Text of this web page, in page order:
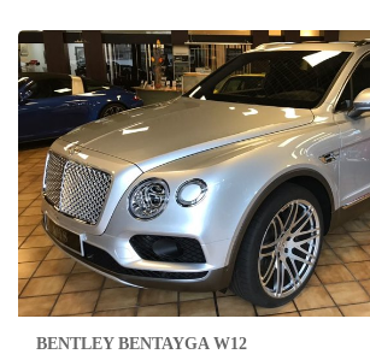
BENTLEY BENTAYGA W12